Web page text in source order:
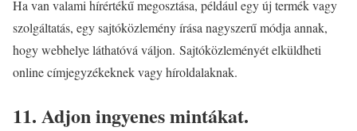
Ha van valami hírértékű megosztása, például egy új termék vagy
szolgáltatás, egy sajtóközlemény írása nagyszerű módja annak,
hogy webhelye láthatóvá váljon. Sajtóközleményét elküldheti
online címjegyzékeknek vagy híroldalaknak.
11. Adjon ingyenes mintákat.